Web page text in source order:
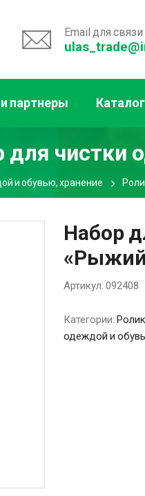
Email для связи
партнеры
для чистки
и обувью, хранение
Набор
«Рыжий
Артикул: 092408
Категории:
одеждой и